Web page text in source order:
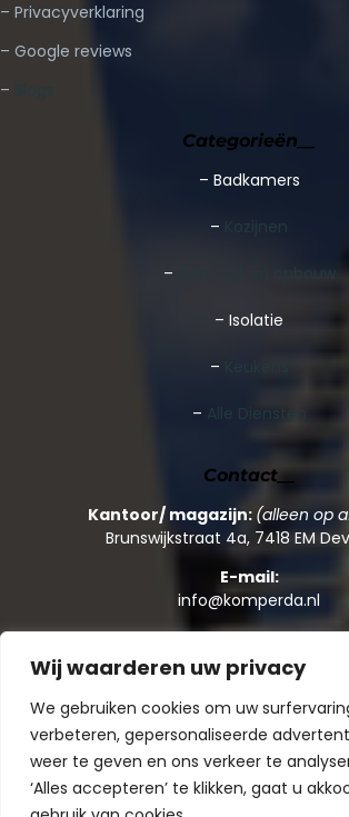
Wij waarderen uw privacy
We gebruiken cookies om uw
verbeteren, gepersonaliseerde
weer te geven en ons verkeer te
‘Alles accepteren’ te klikken, gaat u
– Privacyverklaring
– Google reviews
–
Categorieën__
– Badkamers
– Kozijnen
– Aan-, uit en opbouw
– Isolatie
–
– Alle Diensten
Contact__
Kantoor/ magazijn: (alleen op
Brunswijkstraat 4a, 7418 EM
E-mail:
info@komperda.nl
+31 (0)570 – 59 55 09
Whatsapp:
+31 (0)570 – 59 55 09